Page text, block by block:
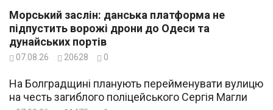
Морський заслін: данська платформа не
підпустить ворожі дрони до Одеси та
дунайських портів
07.08.26 20628 0
На Болградщині планують перейменувати вулицю
на честь загиблого поліцейського Сергія Магли